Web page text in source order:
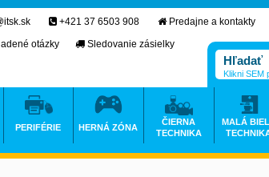
+421 37 6503 908
Predajne a kontakty
otázky
Sledovanie zásielky
Klikni SEM
PERIFÉRIE HERNÁ ZÓNA
ČIERNA
TECHNIKA
MALÁ